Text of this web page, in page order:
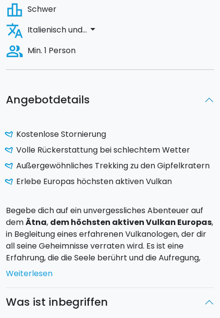
Angebotdetails
Kostenlose Stornierung
Volle Rückerstattung bei schlechtem Wetter
Außergewöhnliches Trekking zu den Gipfelkratern
Erlebe Europas höchsten aktiven Vulkan
Begebe dich auf ein unvergessliches Abenteuer auf
demÄtna, dem höchsten aktiven Vulkan Europas,
in Begleitung eines erfahrenen Vulkanologen, der dir
all seine Geheimnisse verraten wird. Es ist eine
Erfahrung, die die Seele berührt und die Aufregung,
den Gipfel zu erreichen, mit der Bewunderung für die
Dein Aufstieg beginnt in der Gegend des
Weiterlesen
Was ist inbegriffen
leaderboard Schwer
translate Italienisch und... arrow_drop_down
people_alt Min. 1 Person